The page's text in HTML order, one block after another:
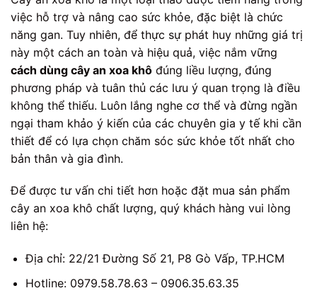
việc hỗ trợ và nâng cao sức khỏe, đặc biệt là chức
năng gan. Tuy nhiên, để thực sự phát huy những giá trị
này một cách an toàn và hiệu quả, việc nắm vững
cách dùng cây an xoa khô đúng liều lượng, đúng
phương pháp và tuân thủ các lưu ý quan trọng là điều
không thể thiếu. Luôn lắng nghe cơ thể và đừng ngần
ngại tham khảo ý kiến của các chuyên gia y tế khi cần
thiết để có lựa chọn chăm sóc sức khỏe tốt nhất cho
bản thân và gia đình.
Để được tư vấn chi tiết hơn hoặc đặt mua sản phẩm
cây an xoa khô chất lượng, quý khách hàng vui lòng
liên hệ:
Địa chỉ: 22/21 Đường Số 21, P8 Gò Vấp, TP.HCM
Hotline: 0979.58.78.63 – 0906.35.63.35